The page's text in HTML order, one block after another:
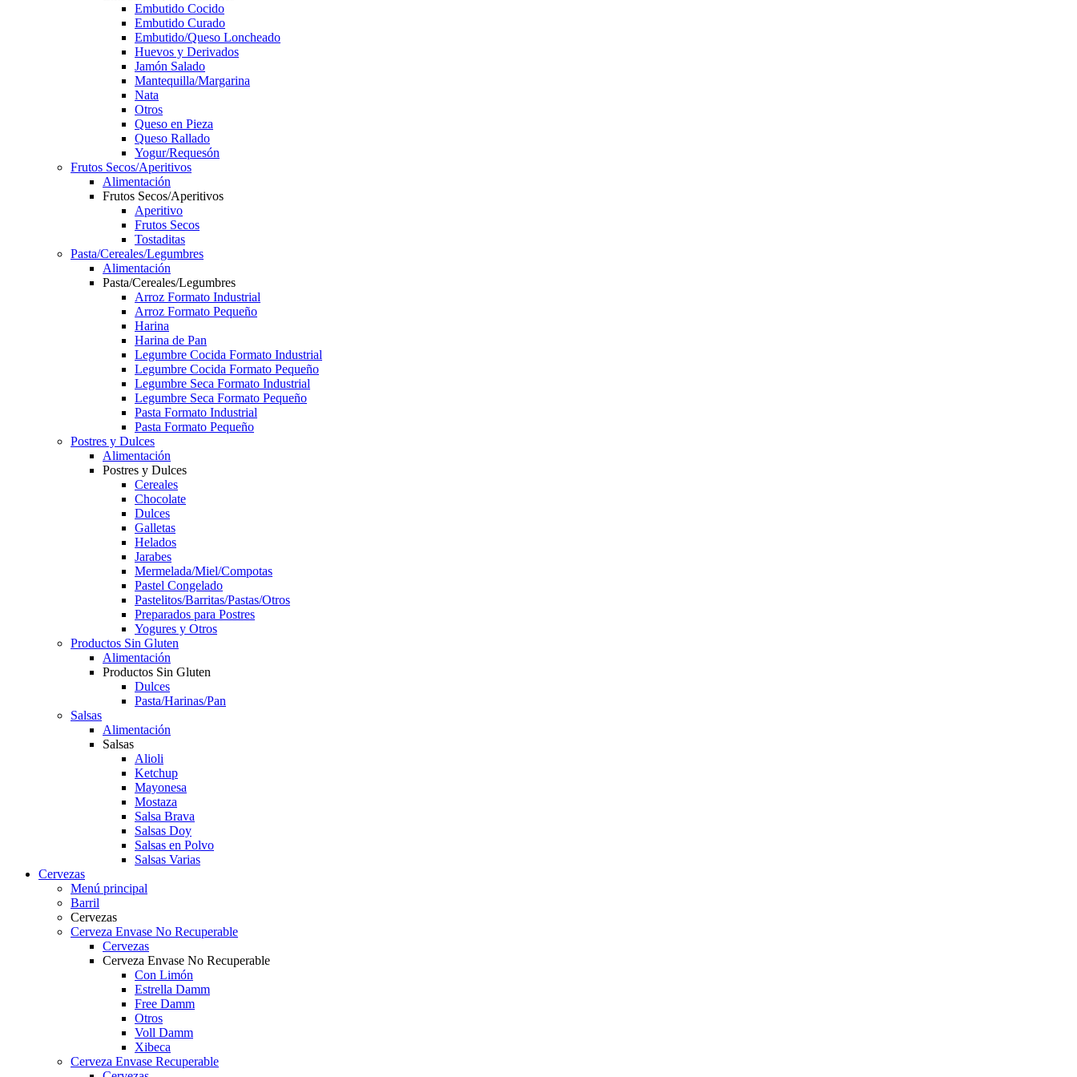
Embutido Cocido
Embutido Curado
Embutido/Queso Loncheado
Huevos y Derivados
Jamón Salado
Mantequilla/Margarina
Nata
Otros
Queso en Pieza
Queso Rallado
Yogur/Requesón
Frutos Secos/Aperitivos
Alimentación
Frutos Secos/Aperitivos
Aperitivo
Frutos Secos
Tostaditas
Pasta/Cereales/Legumbres
Alimentación
Pasta/Cereales/Legumbres
Arroz Formato Industrial
Arroz Formato Pequeño
Harina
Harina de Pan
Legumbre Cocida Formato Industrial
Legumbre Cocida Formato Pequeño
Legumbre Seca Formato Industrial
Legumbre Seca Formato Pequeño
Pasta Formato Industrial
Pasta Formato Pequeño
Postres y Dulces
Alimentación
Postres y Dulces
Cereales
Chocolate
Dulces
Galletas
Helados
Jarabes
Mermelada/Miel/Compotas
Pastel Congelado
Pastelitos/Barritas/Pastas/Otros
Preparados para Postres
Yogures y Otros
Productos Sin Gluten
Alimentación
Productos Sin Gluten
Dulces
Pasta/Harinas/Pan
Salsas
Alimentación
Salsas
Alioli
Ketchup
Mayonesa
Mostaza
Salsa Brava
Salsas Doy
Salsas en Polvo
Salsas Varias
Cervezas
Menú principal
Barril
Cervezas
Cerveza Envase No Recuperable
Cervezas
Cerveza Envase No Recuperable
Con Limón
Estrella Damm
Free Damm
Otros
Voll Damm
Xibeca
Cerveza Envase Recuperable